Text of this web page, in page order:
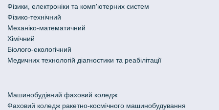
Фізики, електроніки та комп'ютерних систем
Фізико-технічний
Механіко-математичний
Хімічний
Біолого-екологічний
Медичних технологій діагностики та реабілітації
Машинобудівний фаховий коледж
Фаховий коледж ракетно-космічного машинобудування